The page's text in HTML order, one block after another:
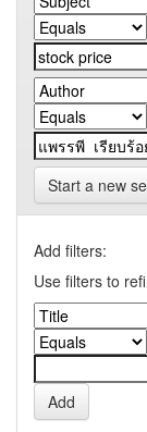
Start a new
Add filters:
Use filters to